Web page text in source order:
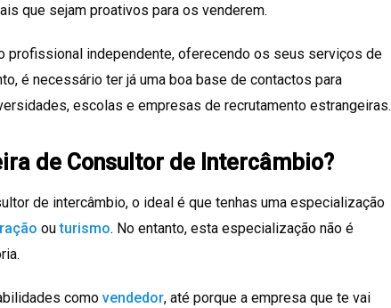
que sejam proativos para os venderem.
profissional independente, oferecendo os seus serviços de
é necessário ter já uma boa base de contactos para
escolas e empresas de recrutamento estrangeiras.
de Consultor de Intercâmbio?
de intercâmbio, o ideal é que tenhas uma especialização
outurismo. No entanto, esta especialização não é
como vendedor, até porque a empresa que te vai